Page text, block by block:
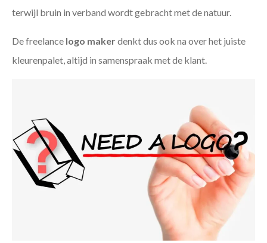
terwijl bruin in verband wordt gebracht met de natuur.
De freelance logo makerdenkt dus ook na over het juiste
kleurenpalet, altijd in samenspraak met de klant.